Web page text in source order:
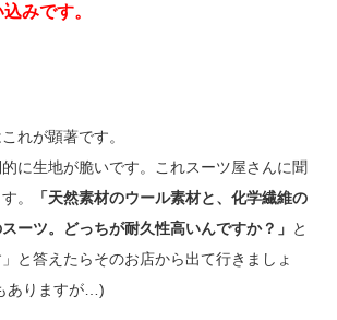
みです。
れが顕著です。
に生地が脆いです。これスーツ屋さんに聞
。
「天然素材のウール素材と、化学繊維の
ーツ。どっちが耐久性高いんですか？」 と
と答えたらそのお店から出て行きましょ
ありますが…)